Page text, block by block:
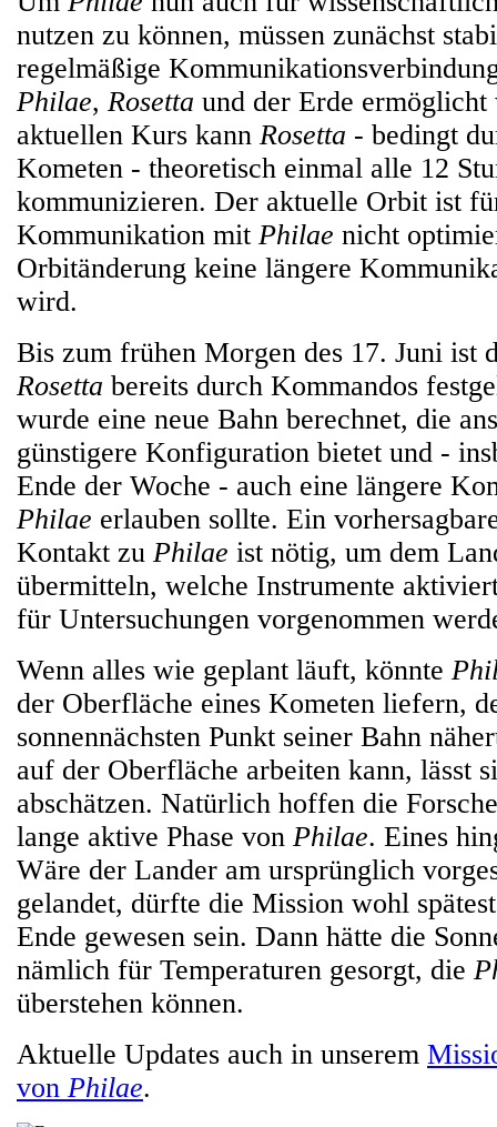
nutzen zu können, müssen zunächst
regelmäßige
Philae, Rosetta und der Erde
aktuellen Kurs kann Rosetta - bedingt
Kometen - theoretisch einmal alle 12
kommunizieren. Der aktuelle Orbit ist
Kommunikation mit Philae nicht
Orbitänderung keine längere
wird.
Bis zum frühen Morgen des 17. Juni ist
Rosetta bereits durch Kommandos
wurde eine neue Bahn berechnet, die
günstigere Konfiguration bietet und -
Ende der Woche - auch eine längere
Philae erlauben sollte. Ein
Kontakt zu Philae ist nötig, um dem
übermitteln, welche Instrumente
für Untersuchungen vorgenommen
Wenn alles wie geplant läuft, könnte
der Oberfläche eines Kometen liefern,
sonnennächsten Punkt seiner Bahn
auf der Oberfläche arbeiten kann, lässt
abschätzen. Natürlich hoffen die
lange aktive Phase von Philae. Eines
Wäre der Lander am ursprünglich
gelandet, dürfte die Mission wohl
Ende gewesen sein. Dann hätte die
nämlich für Temperaturen gesorgt, die
überstehen können.
Aktuelle Updates auch in unserem
von Philae.